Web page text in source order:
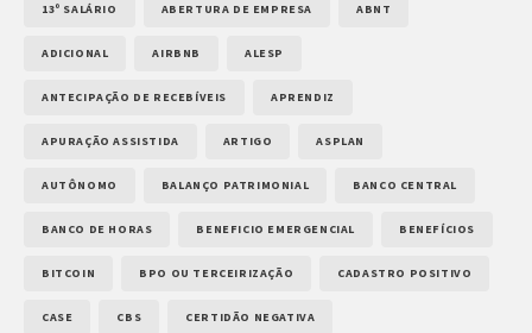
13º SALÁRIO ABERTURA DE EMPRESA ABNT
ADICIONAL AIRBNB ALESP
ANTECIPAÇÃO DE RECEBÍVEIS APRENDIZ
APURAÇÃO ASSISTIDA ARTIGO ASPLAN
AUTÔNOMO BALANÇO PATRIMONIAL BANCO CENTRAL
BANCO DE HORAS BENEFICIO EMERGENCIAL BENEFÍCIOS
BITCOIN BPO OU TERCEIRIZAÇÃO CADASTRO POSITIVO
CASE CBS CERTIDÃO NEGATIVA